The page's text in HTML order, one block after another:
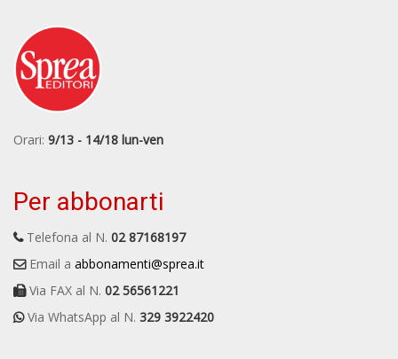
Orari: 9/13 - 14/18 lun-ven
Per abbonarti
Telefona al N. 02 87168197
Email a abbonamenti@sprea.it
Via FAX al N. 02 56561221
Via WhatsApp al N. 329 3922420